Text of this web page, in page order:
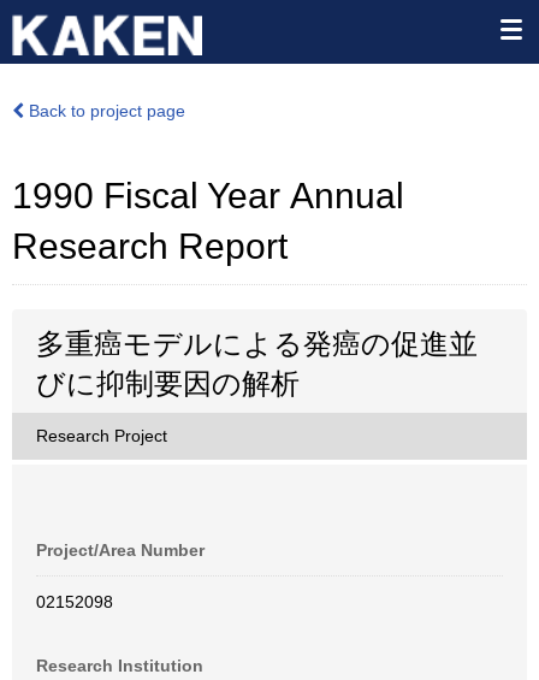
Back to project page
1990 Fiscal Year Annual
Research Report
多重癌モデルによる発癌の促進並
びに抑制要因の解析
Research Project
Project/Area Number
02152098
Research Institution